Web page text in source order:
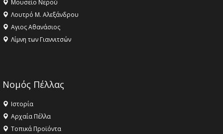
Μουσείο Νερού
Λουτρό Μ. Αλεξάνδρου
Αγιος Αθανάσιος
Λίμνη των Γιαννιτσών
Νομός Πέλλας
Ιστορία
Αρχαία Πέλλα
Τοπικά Προϊόντα